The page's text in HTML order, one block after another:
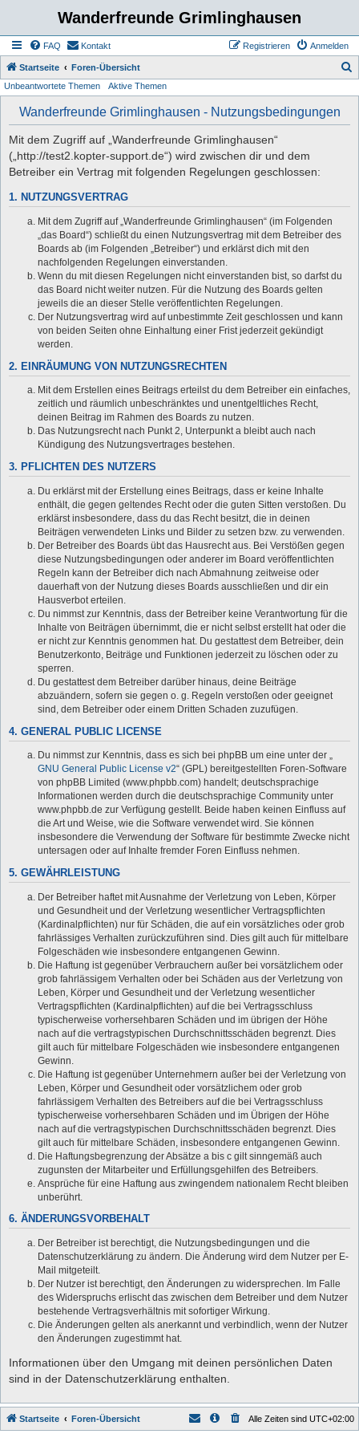
Wanderfreunde Grimlinghausen
FAQ Kontakt Anmelden
Registrieren
Startseite Foren-Übersicht
Unbeantwortete Themen Aktive Themen
Wanderfreunde Grimlinghausen - Nutzungsbedingungen
Mit dem Zugriff auf „Wanderfreunde Grimlinghausen“
(„http://test2.kopter-support.de“) wird zwischen dir und dem
Betreiber ein Vertrag mit folgenden Regelungen geschlossen:
1. NUTZUNGSVERTRAG
Mit dem Zugriff auf „Wanderfreunde Grimlinghausen“ (im Folgenden
„das Board“) schließt du einen Nutzungsvertrag mit dem Betreiber des
Boards ab (im Folgenden „Betreiber“) und erklärst dich mit den
nachfolgenden Regelungen einverstanden.
Wenn du mit diesen Regelungen nicht einverstanden bist, so darfst du
das Board nicht weiter nutzen. Für die Nutzung des Boards gelten
jeweils die an dieser Stelle veröffentlichten Regelungen.
Der Nutzungsvertrag wird auf unbestimmte Zeit geschlossen und kann
von beiden Seiten ohne Einhaltung einer Frist jederzeit gekündigt
werden.
2. EINRÄUMUNG VON NUTZUNGSRECHTEN
Mit dem Erstellen eines Beitrags erteilst du dem Betreiber ein einfaches,
zeitlich und räumlich unbeschränktes und unentgeltliches Recht,
deinen Beitrag im Rahmen des Boards zu nutzen.
Das Nutzungsrecht nach Punkt 2, Unterpunkt a bleibt auch nach
Kündigung des Nutzungsvertrages bestehen.
3. PFLICHTEN DES NUTZERS
Du erklärst mit der Erstellung eines Beitrags, dass er keine Inhalte
enthält, die gegen geltendes Recht oder die guten Sitten verstoßen. Du
erklärst insbesondere, dass du das Recht besitzt, die in deinen
Beiträgen verwendeten Links und Bilder zu setzen bzw. zu verwenden.
Der Betreiber des Boards übt das Hausrecht aus. Bei Verstößen gegen
diese Nutzungsbedingungen oder anderer im Board veröffentlichten
Regeln kann der Betreiber dich nach Abmahnung zeitweise oder
dauerhaft von der Nutzung dieses Boards ausschließen und dir ein
Hausverbot erteilen.
Du nimmst zur Kenntnis, dass der Betreiber keine Verantwortung für die
Inhalte von Beiträgen übernimmt, die er nicht selbst erstellt hat oder die
er nicht zur Kenntnis genommen hat. Du gestattest dem Betreiber, dein
Benutzerkonto, Beiträge und Funktionen jederzeit zu löschen oder zu
sperren.
Du gestattest dem Betreiber darüber hinaus, deine Beiträge
abzuändern, sofern sie gegen o. g. Regeln verstoßen oder geeignet
sind, dem Betreiber oder einem Dritten Schaden zuzufügen.
4. GENERAL PUBLIC LICENSE
Du nimmst zur Kenntnis, dass es sich bei phpBB um eine unter der „
GNU General Public License v2“ (GPL) bereitgestellten Foren-Software
von phpBB Limited (www.phpbb.com) handelt; deutschsprachige
Informationen werden durch die deutschsprachige Community unter
www.phpbb.de zur Verfügung gestellt. Beide haben keinen Einfluss auf
die Art und Weise, wie die Software verwendet wird. Sie können
insbesondere die Verwendung der Software für bestimmte Zwecke nicht
untersagen oder auf Inhalte fremder Foren Einfluss nehmen.
5. GEWÄHRLEISTUNG
Der Betreiber haftet mit Ausnahme der Verletzung von Leben, Körper
und Gesundheit und der Verletzung wesentlicher Vertragspflichten
(Kardinalpflichten) nur für Schäden, die auf ein vorsätzliches oder grob
fahrlässiges Verhalten zurückzuführen sind. Dies gilt auch für mittelbare
Folgeschäden wie insbesondere entgangenen Gewinn.
Die Haftung ist gegenüber Verbrauchern außer bei vorsätzlichem oder
grob fahrlässigem Verhalten oder bei Schäden aus der Verletzung von
Leben, Körper und Gesundheit und der Verletzung wesentlicher
Vertragspflichten (Kardinalpflichten) auf die bei Vertragsschluss
typischerweise vorhersehbaren Schäden und im übrigen der Höhe
nach auf die vertragstypischen Durchschnittsschäden begrenzt. Dies
gilt auch für mittelbare Folgeschäden wie insbesondere entgangenen
Gewinn.
Die Haftung ist gegenüber Unternehmern außer bei der Verletzung von
Leben, Körper und Gesundheit oder vorsätzlichem oder grob
fahrlässigem Verhalten des Betreibers auf die bei Vertragsschluss
typischerweise vorhersehbaren Schäden und im Übrigen der Höhe
nach auf die vertragstypischen Durchschnittsschäden begrenzt. Dies
gilt auch für mittelbare Schäden, insbesondere entgangenen Gewinn.
Die Haftungsbegrenzung der Absätze a bis c gilt sinngemäß auch
zugunsten der Mitarbeiter und Erfüllungsgehilfen des Betreibers.
Ansprüche für eine Haftung aus zwingendem nationalem Recht bleiben
unberührt.
6. ÄNDERUNGSVORBEHALT
Der Betreiber ist berechtigt, die Nutzungsbedingungen und die
Datenschutzerklärung zu ändern. Die Änderung wird dem Nutzer per E-
Mail mitgeteilt.
Der Nutzer ist berechtigt, den Änderungen zu widersprechen. Im Falle
des Widerspruchs erlischt das zwischen dem Betreiber und dem Nutzer
bestehende Vertragsverhältnis mit sofortiger Wirkung.
Die Änderungen gelten als anerkannt und verbindlich, wenn der Nutzer
den Änderungen zugestimmt hat.
Informationen über den Umgang mit deinen persönlichen Daten
sind in der Datenschutzerklärung enthalten.
Startseite Foren-Übersicht Alle Zeiten sind UTC+02:00